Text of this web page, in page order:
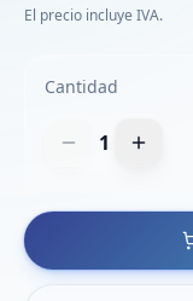
El precio incluye IVA.
Cantidad
1